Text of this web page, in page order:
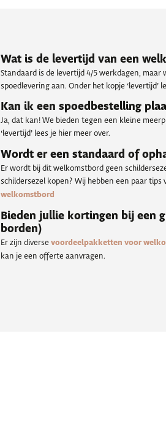
Wat is de levertijd van een
Standaard is de levertijd 4/5 werkdagen,
spoedlevering aan. Onder het kopje ‘levertijd’
Kan ik een spoedbestelling
Ja, dat kan! We bieden tegen een kleine
‘levertijd’ lees je hier meer over.
Wordt er een standaard of
Er wordt bij dit welkomstbord geen
schildersezel kopen? Wij hebben een paar tips
welkomstbord
Bieden jullie kortingen bij een
borden)
Er zijn diverse voordeelpakketten voor
kan je een offerte aanvragen.